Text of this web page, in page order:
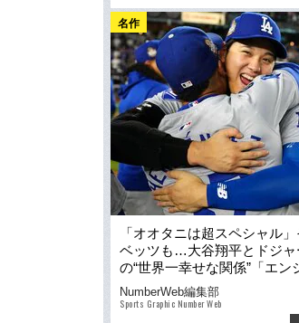
名作
「オオタニは超スペシャル
ベッツも…大谷翔平とドジャ
の“世界一幸せな関係”「エン
う」最強チームの舞台裏
NumberWeb編集部
Sports Graphic Number Web